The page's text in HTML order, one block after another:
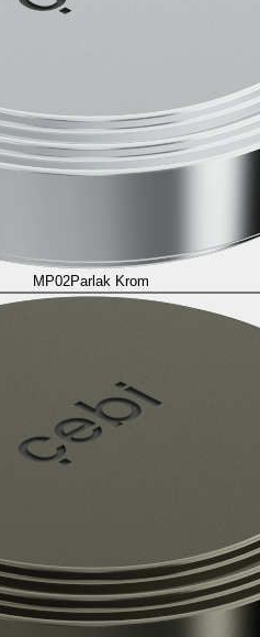
MP02Parlak Krom